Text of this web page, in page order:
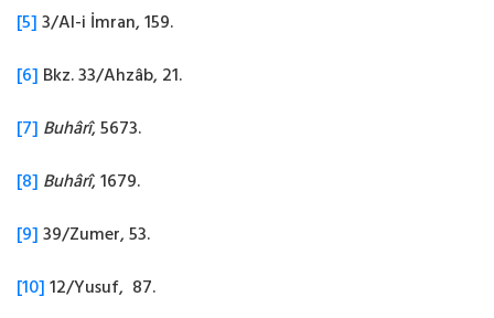
[5] 3/Al-i İmran, 159.
[6] Bkz. 33/Ahzâb, 21.
[7] Buhârî, 5673.
[8] Buhârî, 1679.
[9] 39/Zumer, 53.
[10] 12/Yusuf, 87.